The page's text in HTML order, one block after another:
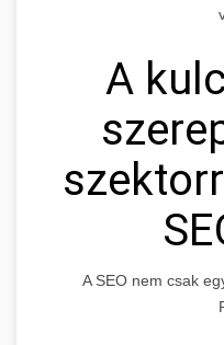
A
A SEO nem csak